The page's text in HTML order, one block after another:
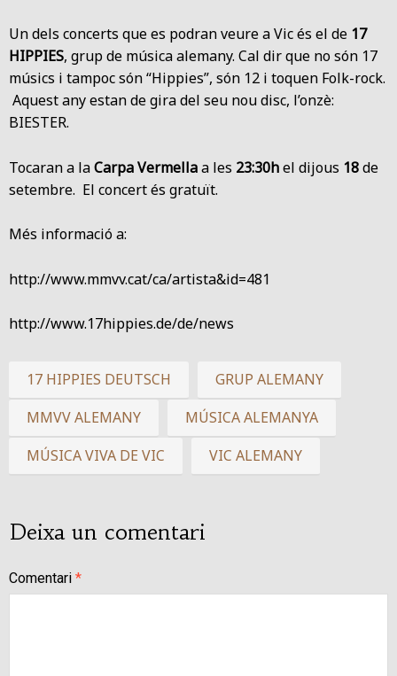
Un dels concerts que es podran veure a Vic és el de 17
HIPPIES, grup de música alemany. Cal dir que no són 17
músics i tampoc són “Hippies”, són 12 i toquen Folk-rock.
Aquest any estan de gira del seu nou disc, l’onzè:
BIESTER.
Tocaran a laCarpa Vermellaa les 23:30hel dijous 18de
setembre. El concert és gratuït.
Més informació a:
http://www.mmvv.cat/ca/artista&id=481
http://www.17hippies.de/de/news
17 HIPPIES DEUTSCH
GRUP ALEMANY
MMVV ALEMANY
MÚSICA ALEMANYA
MÚSICA VIVA DE VIC
VIC ALEMANY
Deixa un comentari
Comentari *